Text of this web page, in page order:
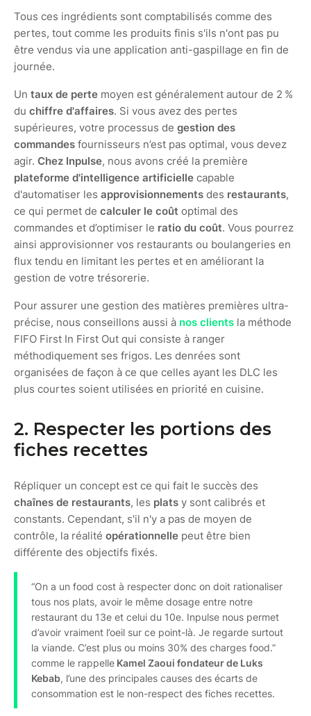
Tous ces ingrédients sont comptabilisés comme des
pertes, tout comme les produits finis s'ils n'ont pas pu
être vendus via une application anti-gaspillage en fin de
journée.
Un taux de perte moyen est généralement autour de 2 %
du chiffre d'affaires. Si vous avez des pertes
supérieures, votre processus de gestion des
commandes fournisseurs n’est pas optimal, vous devez
agir. Chez Inpulse, nous avons créé la première
plateforme d'intelligence artificielle capable
d'automatiser les approvisionnements des restaurants,
ce qui permet de calculer le coût optimal des
commandes et d’optimiser le ratio du coût. Vous pourrez
ainsi approvisionner vos restaurants ou boulangeries en
flux tendu en limitant les pertes et en améliorant la
gestion de votre trésorerie.
Pour assurer une gestion des matières premières ultra-
précise, nous conseillons aussi à nos clients la méthode
FIFO First In First Out qui consiste à ranger
méthodiquement ses frigos. Les denrées sont
organisées de façon à ce que celles ayant les DLC les
plus courtes soient utilisées en priorité en cuisine.
2. Respecter les portions des
fiches recettes
Répliquer un concept est ce qui fait le succès des
chaînes de restaurants, les plats y sont calibrés et
constants. Cependant, s'il n'y a pas de moyen de
contrôle, la réalité opérationnelle peut être bien
différente des objectifs fixés.
“On a un food cost à respecter donc on doit rationaliser
tous nos plats, avoir le même dosage entre notre
restaurant du 13e et celui du 10e. Inpulse nous permet
d’avoir vraiment l’oeil sur ce point-là. Je regarde surtout
la viande. C’est plus ou moins 30% des charges food.”
comme le rappelle Kamel Zaoui fondateur de Luks
Kebab, l’une des principales causes des écarts de
consommation est le non-respect des fiches recettes.